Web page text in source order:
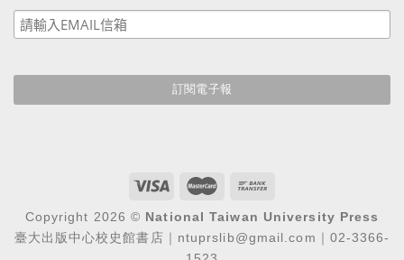
Copyright 2026 © National Taiwan University Press
臺大出版中心校史館書店｜ntuprslib@gmail.com｜02-3366-